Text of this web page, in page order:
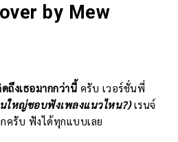
by Mew
ถึงเธอมากกว่านี้ ครับ เวอร์ชั่นพี่
นใหญ่ชอบฟังเพลงแนวไหน?)เรนจ์
ครับ ฟังได้ทุกแบบเลย